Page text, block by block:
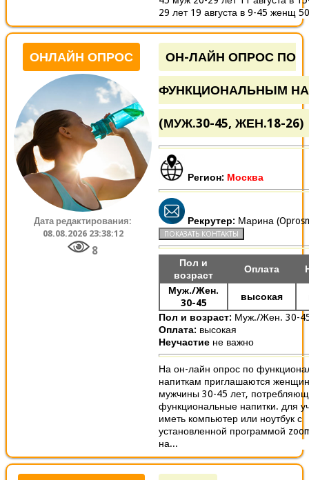
29 лет 19 августа в 9-45 женщ
ОНЛАЙН ОПРОС
Дата редактирования:
08.08.2026 23:38:12
8
ОН-ЛАЙН ОПРОС ПО
ФУНКЦИОНАЛЬНЫМ
(МУЖ.30-45, ЖЕН.18-26)
Регион: Москва
Рекрутер: Марина
Пол и
возраст
Оплата
Муж./Жен.
30-45
высокая
Пол и возраст: Муж./Жен. 30-
Оплата: высокая
Неучастие не важно
На он-лайн опрос по
напиткам приглашаются
мужчины 30-45 лет,
функциональные напитки. для
иметь компьютер или ноутбук с
установленной программой
на...